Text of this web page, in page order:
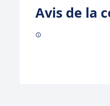
Avis de la